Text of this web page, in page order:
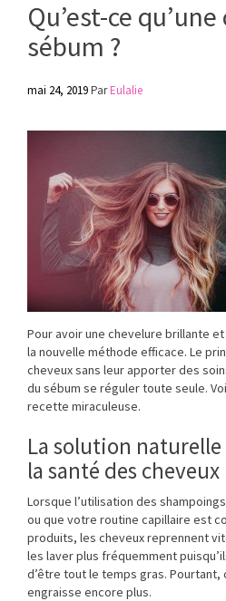
Qu’est-ce
sébum ?
mai 24, 2019ParEulalie
Pour avoir une chevelure brillante
la nouvelle méthode efficace. Le
cheveux sans leur apporter des
du sébum se réguler toute seule.
recette miraculeuse.
La solution
la santé des cheveux
Lorsque l’utilisation des
ou que votre routine capillaire est
produits, les cheveux reprennent
les laver plus fréquemment
d’être tout le temps gras.
engraisse encore plus.